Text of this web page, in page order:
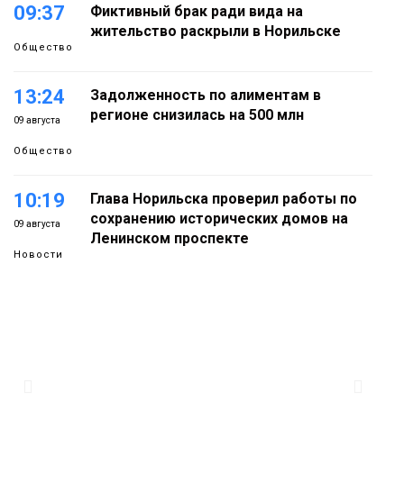
09:37
Общество
Фиктивный брак ради вида на
жительство раскрыли в Норильске
13:24
09 августа
Общество
Задолженность по алиментам в
регионе снизилась на 500 млн
10:19
09 августа
Новости
Глава Норильска проверил работы по
сохранению исторических домов на
Ленинском проспекте